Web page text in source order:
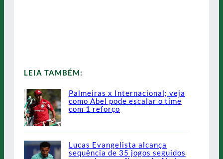
LEIA TAMBÉM:
Palmeiras x Internacional; veja
como Abel pode escalar o time
com 1 reforço
Lucas Evangelista alcança
sequência de 35 jogos seguidos